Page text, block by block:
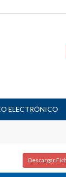
ELECTRÓNICO
Descargar